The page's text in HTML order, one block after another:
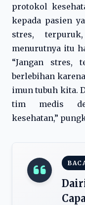
protokol
kepada pasien
stres,
menurutnya itu
“Jangan stres,
berlebihan
imun tubuh kita.
tim medis
kesehatan,”